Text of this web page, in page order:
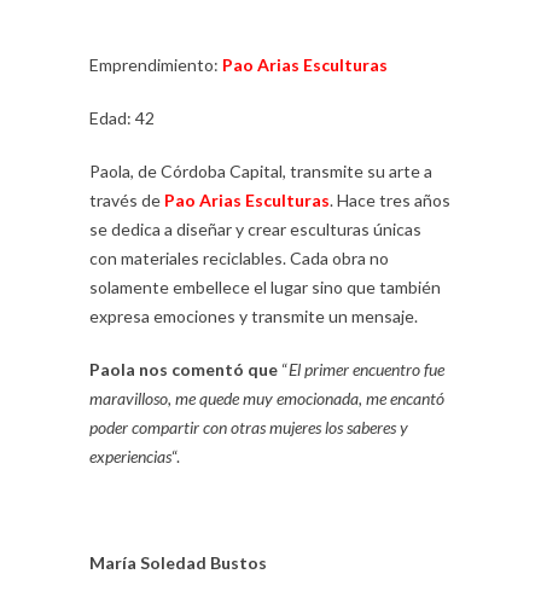
Emprendimiento: Pao Arias Esculturas
Edad: 42
Paola, de Córdoba Capital, transmite su arte a
través de Pao Arias Esculturas. Hace tres años
se dedica a diseñar y crear esculturas únicas
con materiales reciclables. Cada obra no
solamente embellece el lugar sino que también
expresa emociones y transmite un mensaje.
Paola nos comentó que “El primer encuentro fue
maravilloso, me quede muy emocionada, me encantó
poder compartir con otras mujeres los saberes y
experiencias“.
María Soledad Bustos